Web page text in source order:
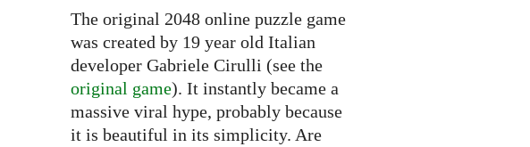
The original 2048 online puzzle game
was created by 19 year old Italian
developer Gabriele Cirulli (see the
original game). It instantly became a
massive viral hype, probably because
it is beautiful in its simplicity. Are